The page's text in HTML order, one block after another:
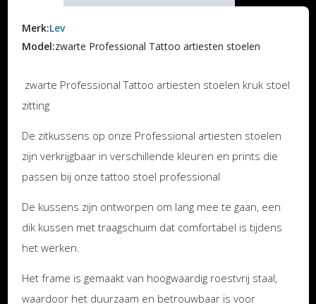
Merk:Lev
Model:zwarte Professional Tattoo artiesten stoelen
zwarte Professional Tattoo artiesten stoelen kruk stoel
zitting
De zitkussens op onze Professional artiesten stoelen
zijn verkrijgbaar in verschillende kleuren en prints die
passen bij onze tattoo stoel professional
De kussens zijn ontworpen om lang mee te gaan, een
dik kussen met traagschuim dat comfortabel is tijdens
het werken.
Het frame is gemaakt van hoogwaardig roestvrij staal,
waardoor het duurzaam en betrouwbaar is voor